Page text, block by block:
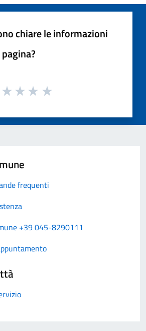
chiare le informazioni
frequenti
+39 045-8290111